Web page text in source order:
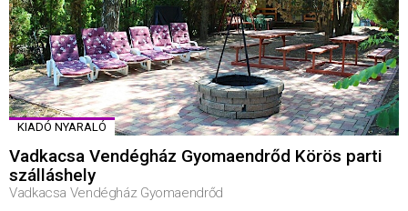
KIADÓ NYARALÓ
Vadkacsa Vendégház Gyomaendrőd Körös parti
szálláshely
Vadkacsa Vendégház Gyomaendrőd